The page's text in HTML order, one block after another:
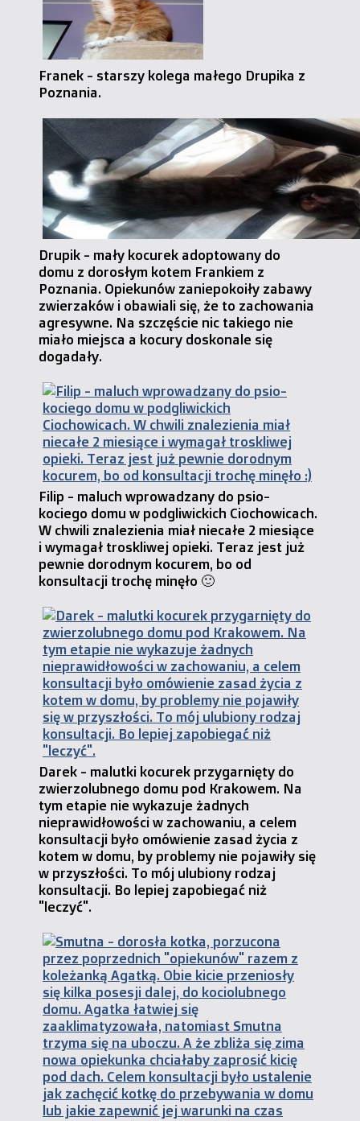
Franek - starszy kolega małego Drupika z
Poznania.
Drupik - mały kocurek adoptowany do
domu z dorosłym kotem Frankiem z
Poznania. Opiekunów zaniepokoiły zabawy
zwierzaków i obawiali się, że to zachowania
agresywne. Na szczęście nic takiego nie
miało miejsca a kocury doskonale się
dogadały.
Filip - maluch wprowadzany do psio-
kociego domu w podgliwickich Ciochowicach.
W chwili znalezienia miał niecałe 2 miesiące
i wymagał troskliwej opieki. Teraz jest już
pewnie dorodnym kocurem, bo od
konsultacji trochę minęło 🙂
Darek - malutki kocurek przygarnięty do
zwierzolubnego domu pod Krakowem. Na
tym etapie nie wykazuje żadnych
nieprawidłowości w zachowaniu, a celem
konsultacji było omówienie zasad życia z
kotem w domu, by problemy nie pojawiły się
w przyszłości. To mój ulubiony rodzaj
konsultacji. Bo lepiej zapobiegać niż
"leczyć".